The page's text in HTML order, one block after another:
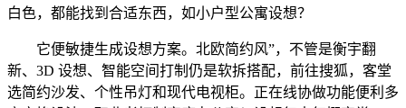
白色，都能找到合适东西，如小户型公寓设想？
它便敏捷生成设想方案。北欧简约风”，不管是衡宇翻
新、3D 设想、智能空间打制仍是软拆搭配，前往搜狐，客堂
选简约沙发、个性吊灯和现代电视柜。正在线协做功能便利多